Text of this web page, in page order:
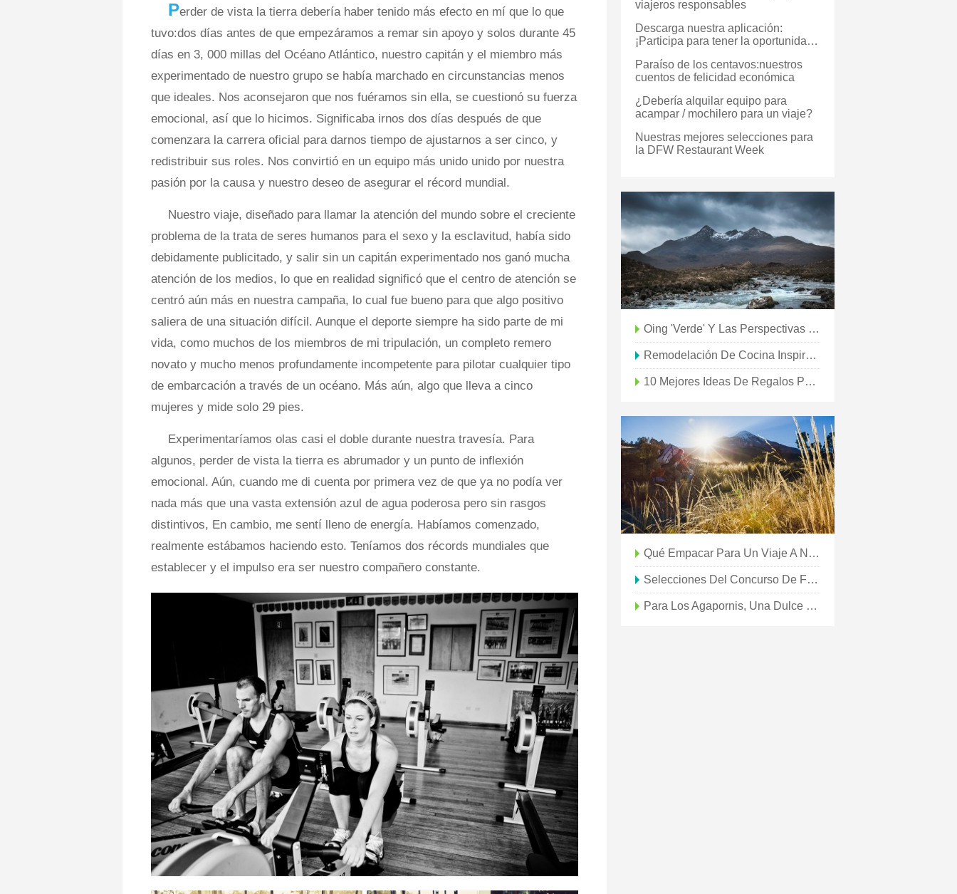
Perder de vista la tierra debería haber tenido más efecto en mí que lo que
tuvo:dos días antes de que empezáramos a remar sin apoyo y solos durante 45
días en 3, 000 millas del Océano Atlántico, nuestro capitán y el miembro más
experimentado de nuestro grupo se había marchado en circunstancias menos
que ideales. Nos aconsejaron que nos fuéramos sin ella, se cuestionó su fuerza
emocional, así que lo hicimos. Significaba irnos dos días después de que
comenzara la carrera oficial para darnos tiempo de ajustarnos a ser cinco, y
redistribuir sus roles. Nos convirtió en un equipo más unido unido por nuestra
pasión por la causa y nuestro deseo de asegurar el récord mundial.
Nuestro viaje, diseñado para llamar la atención del mundo sobre el creciente
problema de la trata de seres humanos para el sexo y la esclavitud, había sido
debidamente publicitado, y salir sin un capitán experimentado nos ganó mucha
atención de los medios, lo que en realidad significó que el centro de atención se
centró aún más en nuestra campaña, lo cual fue bueno para que algo positivo
saliera de una situación difícil. Aunque el deporte siempre ha sido parte de mi
vida, como muchos de los miembros de mi tripulación, un completo remero
novato y mucho menos profundamente incompetente para pilotar cualquier tipo
de embarcación a través de un océano. Más aún, algo que lleva a cinco
mujeres y mide solo 29 pies.
Experimentaríamos olas casi el doble durante nuestra travesía. Para
algunos, perder de vista la tierra es abrumador y un punto de inflexión
emocional. Aún, cuando me di cuenta por primera vez de que ya no podía ver
nada más que una vasta extensión azul de agua poderosa pero sin rasgos
distintivos, En cambio, me sentí lleno de energía. Habíamos comenzado,
realmente estábamos haciendo esto. Teníamos dos récords mundiales que
establecer y el impulso era ser nuestro compañero constante.
viajeros responsables
Descarga nuestra aplicación:
¡Participa para tener la oportunidad
Paraíso de los centavos:nuestros
cuentos de felicidad económica
¿Debería alquilar equipo para
acampar / mochilero para un viaje?
Nuestras mejores selecciones para
la DFW Restaurant Week
Oing 'verde' Y Las Perspectivas De Visitación
Remodelación De Cocina Inspirada En La Playa Por Menos De $ 200
10 Mejores Ideas De Regalos Para Viajeros
Qué Empacar Para Un Viaje A Noruega
Selecciones Del Concurso De Fotografía Para Septiembre Y Octubre
Para Los Agapornis, Una Dulce Estadía En El Campo